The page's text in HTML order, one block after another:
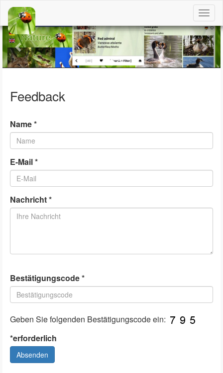
Previous
Feedback
Name *
E-Mail *
Nachricht *
Bestätigungscode *
Geben Sie folgenden Bestätigungscode ein:
*erforderlich
Absenden